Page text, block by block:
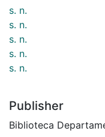
s. n.
s. n.
s. n.
s. n.
s. n.
Publisher
Biblioteca